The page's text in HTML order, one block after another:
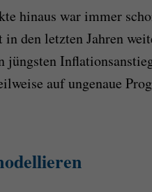
hinaus war immer
den letzten Jahren
jüngsten
auf ungenaue